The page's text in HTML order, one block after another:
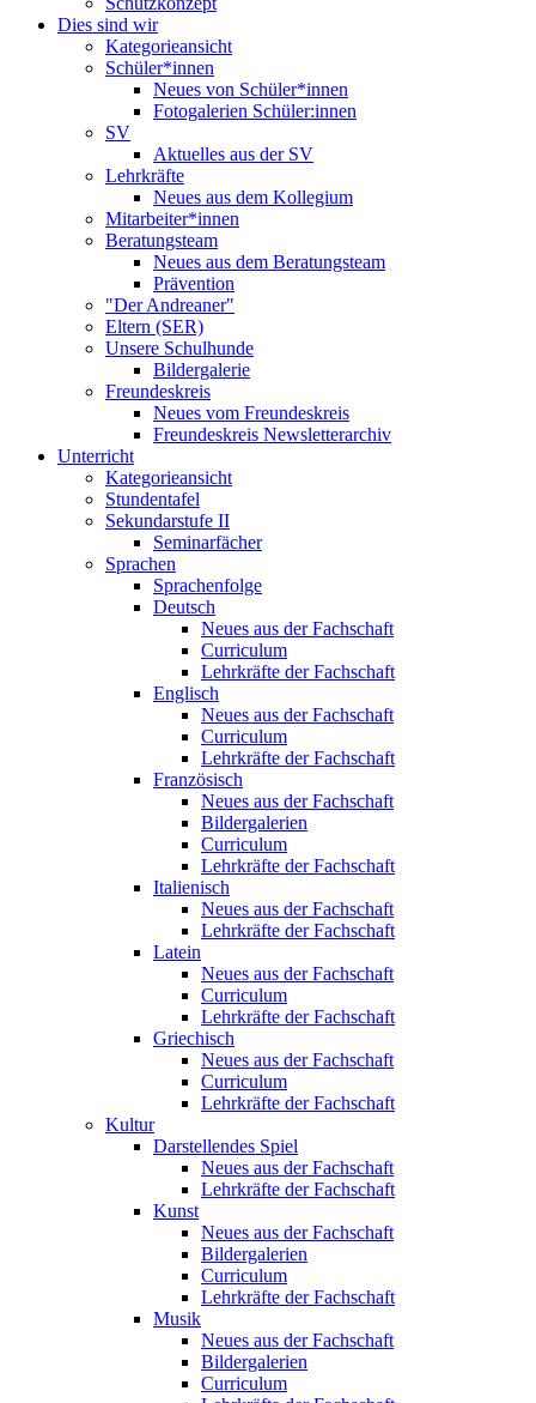
Dies sind wir
Kategorieansicht
Schüler*innen
Neues von Schüler*innen
Fotogalerien Schüler:innen
SV
Aktuelles aus der SV
Lehrkräfte
Neues aus dem Kollegium
Mitarbeiter*innen
Beratungsteam
Neues aus dem Beratungsteam
Prävention
"Der Andreaner"
Eltern (SER)
Unsere Schulhunde
Bildergalerie
Freundeskreis
Neues vom Freundeskreis
Freundeskreis Newsletterarchiv
Unterricht
Kategorieansicht
Stundentafel
Sekundarstufe II
Seminarfächer
Sprachen
Sprachenfolge
Deutsch
Neues aus der Fachschaft
Curriculum
Lehrkräfte der Fachschaft
Englisch
Neues aus der Fachschaft
Curriculum
Lehrkräfte der Fachschaft
Französisch
Neues aus der Fachschaft
Bildergalerien
Curriculum
Lehrkräfte der Fachschaft
Italienisch
Neues aus der Fachschaft
Lehrkräfte der Fachschaft
Latein
Neues aus der Fachschaft
Curriculum
Lehrkräfte der Fachschaft
Griechisch
Neues aus der Fachschaft
Curriculum
Lehrkräfte der Fachschaft
Kultur
Darstellendes Spiel
Neues aus der Fachschaft
Lehrkräfte der Fachschaft
Kunst
Neues aus der Fachschaft
Bildergalerien
Curriculum
Lehrkräfte der Fachschaft
Musik
Neues aus der Fachschaft
Bildergalerien
Curriculum